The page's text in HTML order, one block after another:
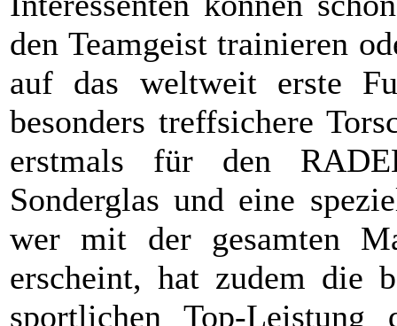
den Teamgeist trainieren
auf das weltweit erste
besonders treffsichere
erstmals für den
Sonderglas und eine
wer mit der gesamten
erscheint, hat zudem die
sportlichen Top-Leistung